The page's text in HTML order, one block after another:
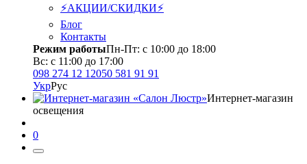
⚡АКЦИИ/СКИДКИ⚡
Блог
Контакты
Режим работыПн-Пт: с 10:00 до 18:00
Вс: с 11:00 до 17:00
098 274 12 12050 581 91 91
УкрРус
Интернет-магазин
освещения
0